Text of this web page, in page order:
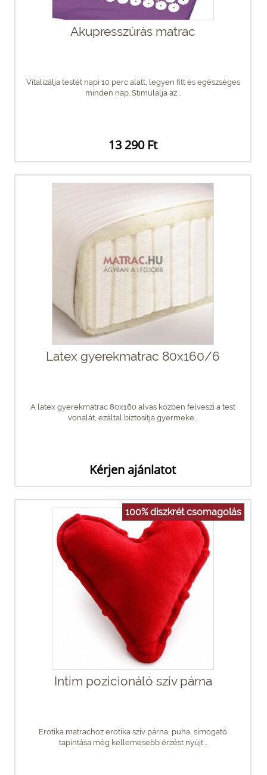
Akupresszúrás matrac
Vitalizálja testét napi 10 perc alatt, legyen fitt és egészséges
minden nap. Stimulálja az...
13 290 Ft
Latex gyerekmatrac 80x160/6
A latex gyerekmatrac 80x160 alvás közben felveszi a test
vonalát, ezáltal biztosítja gyermeke...
Kérjen ajánlatot
100% diszkrét csomagolás
Intim pozicionáló szív párna
Erotika matrachoz erotika szív párna, puha, símogató
tapintása még kellemesebb érzést nyújt...